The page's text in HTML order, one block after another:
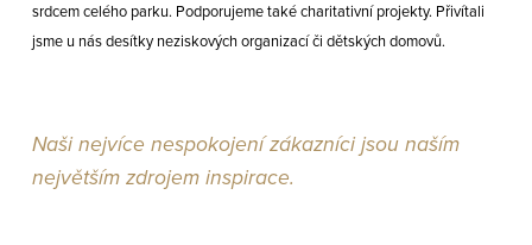
srdcem celého parku. Podporujeme také charitativní projekty. Přivítali
jsme u nás desítky neziskových organizací či dětských domovů.
Naši nejvíce nespokojení zákazníci jsou naším
největším zdrojem inspirace.